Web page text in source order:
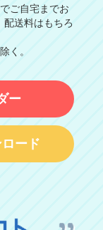
ご自宅までお
配送料はもちろ
く。
ー
ード